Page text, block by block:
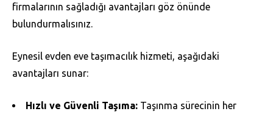
firmalarının sağladığı avantajları göz önünde
bulundurmalısınız.
Eynesil evden eve taşımacılık hizmeti, aşağıdaki
avantajları sunar:
Hızlı ve Güvenli Taşıma: Taşınma sürecinin her